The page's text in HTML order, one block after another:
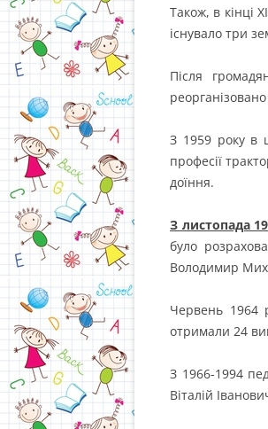
Також, в кінці
існувало три
Після
З 1959 року в
професії
доїння.
З листопада
було
Володимир
Червень 1964
отримали 24
З 1966-1994
Віталій